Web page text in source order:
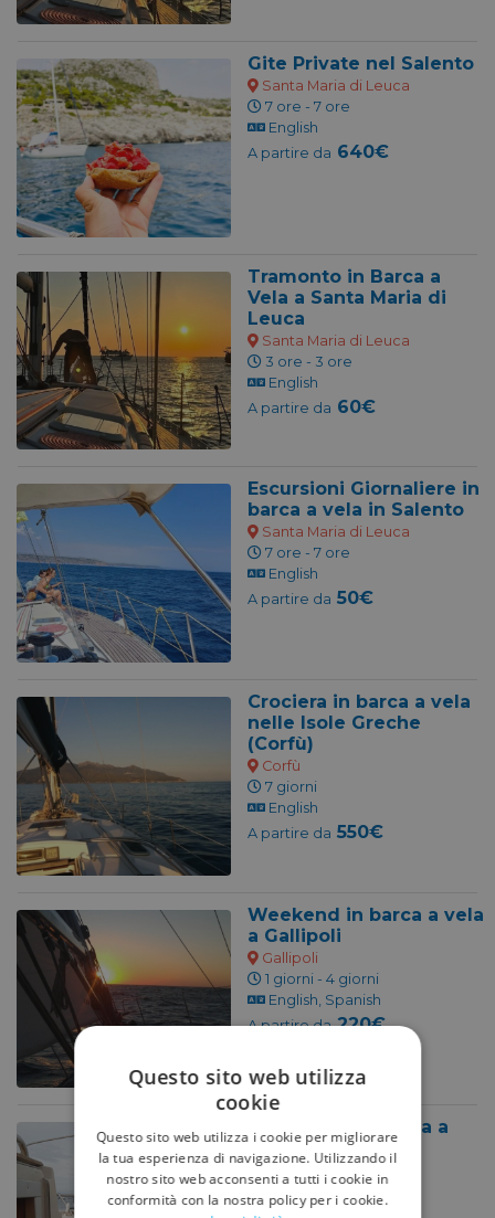
Gite Private nel Salento
Santa Maria di Leuca
7 ore - 7 ore
English
A partire da 640€
Tramonto in Barca a
Vela a Santa Maria di
Leuca
Santa Maria di Leuca
3 ore - 3 ore
English
A partire da 60€
Escursioni Giornaliere in
barca a vela in Salento
Santa Maria di Leuca
7 ore - 7 ore
English
A partire da 50€
Crociera in barca a vela
nelle Isole Greche
(Corfù)
Corfù
7 giorni
English
A partire da 550€
Weekend in barca a vela
a Gallipoli
Gallipoli
1 giorni - 4 giorni
English, Spanish
A partire da220€
Gita in Barca a Vela a
Taranto
Taranto
0 ore - 8 ore
English, italino
Questo sito web utilizza
cookie
Questo sito web utilizza i cookie per migliorare
la tua esperienza di navigazione. Utilizzando il
nostro sito web acconsenti a tutti i cookie in
conformità con la nostra policy per i cookie.